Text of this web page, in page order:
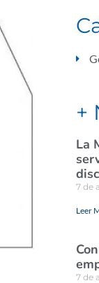
+
La
7 de
Leer
7 de